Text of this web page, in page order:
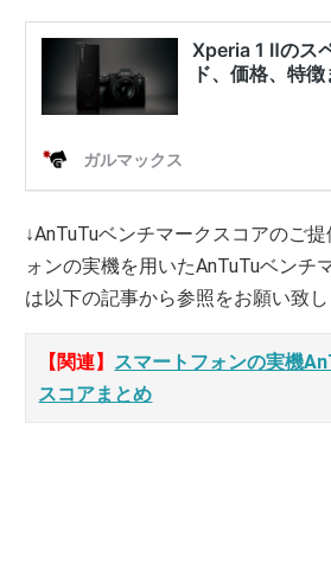
↓AnTuTuベンチマークスコアのご
ォンの実機を用いたAnTuTuベンチ
は以下の記事から参照をお願い致
【関連】 スマートフォンの実機
スコアまとめ